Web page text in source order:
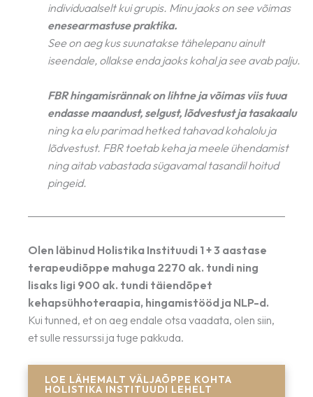
individuaalselt kui grupis. Minu jaoks on see võimas
enesearmastuse praktika.
See on aeg kus suunatakse tähelepanu ainult
iseendale, ollakse enda jaoks kohal ja see avab palju.
FBR hingamisrännak on lihtne ja võimas viis tuua
endasse maandust, selgust, lõdvestust ja tasakaalu
ning ka elu parimad hetked tahavad kohalolu ja
lõdvestust. FBR toetab keha ja meele ühendamist
ning aitab vabastada sügavamal tasandil hoitud
pingeid.
Olen läbinud Holistika Instituudi 1 + 3 aastase
terapeudiõppe mahuga 2270 ak. tundi ning
lisaks ligi 900 ak. tundi täiendõpet
kehapsühhoteraapia, hingamistööd ja NLP-d.
Kui tunned, et on aeg endale otsa vaadata, olen siin,
et sulle ressurssi ja tuge pakkuda.
LOE LÄHEMALT VÄLJAÕPPE KOHTA
HOLISTIKA INSTITUUDI LEHELT